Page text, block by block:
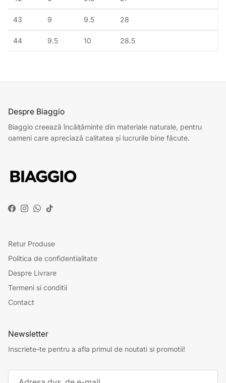
43 9 9.5 28
44 9.5 10 28.5
Despre Biaggio
Biaggio creează încălțăminte din materiale naturale, pentru
oameni care apreciază calitatea și lucrurile bine făcute.
Facebook
Instagram
WhatsApp
TikTok
Retur Produse
Politica de confidentialitate
Despre Livrare
Termeni si conditii
Contact
Newsletter
Inscriete-te pentru a afla primul de noutati si promotii!